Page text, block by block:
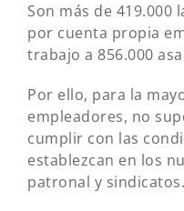
Son más de 419.000
por cuenta propia
trabajo a 856.000
Por ello, para la
empleadores, no
cumplir con las
establezcan en los
patronal y sindicatos.